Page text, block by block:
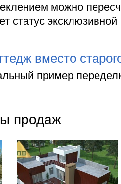
можно
статус
вместо
пример
продаж